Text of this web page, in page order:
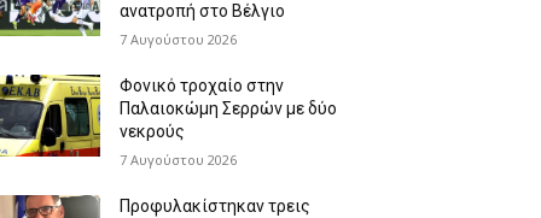
ανατροπή στο Βέλγιο
7 Αυγούστου 2026
Φονικό τροχαίο στην
Παλαιοκώμη Σερρών με δύο
νεκρούς
7 Αυγούστου 2026
Προφυλακίστηκαν τρεις